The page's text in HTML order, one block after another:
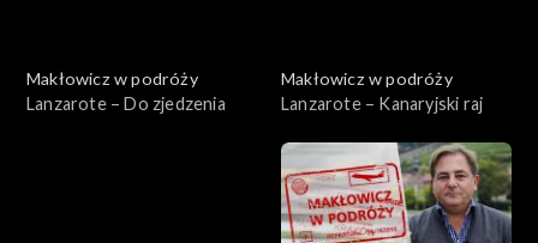
Makłowicz w podróży
Lanzarote – Do zjedzenia
Makłowicz w podróży
Lanzarote – Kanaryjski raj